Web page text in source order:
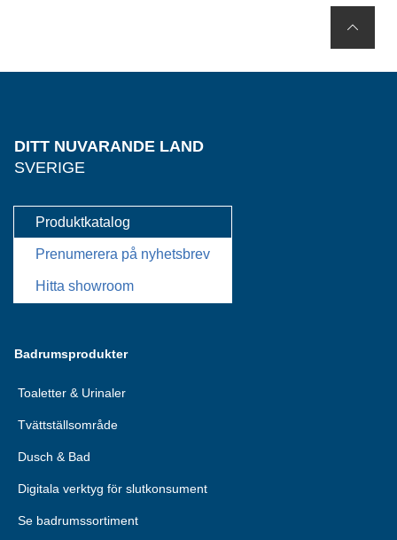
DITT NUVARANDE LAND
SVERIGE
Produktkatalog
Prenumerera på nyhetsbrev
Hitta showroom
Badrumsprodukter
Toaletter & Urinaler
Tvättställsområde
Dusch & Bad
Digitala verktyg för slutkonsument
Se badrumssortiment